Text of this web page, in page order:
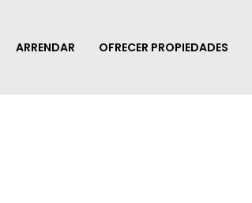
ARRENDAR OFRECER PROPIEDADES